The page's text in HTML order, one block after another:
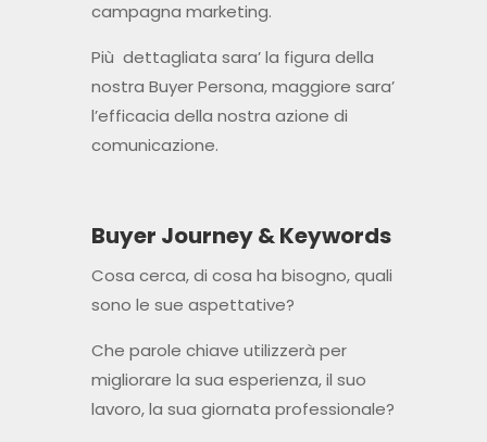
campagna marketing.
Più dettagliata sara’ la figura della
nostra Buyer Persona, maggiore sara’
l’efficacia della nostra azione di
comunicazione.
Buyer Journey & Keywords
Cosa cerca, di cosa ha bisogno, quali
sono le sue aspettative?
Che parole chiave utilizzerà per
migliorare la sua esperienza, il suo
lavoro, la sua giornata professionale?